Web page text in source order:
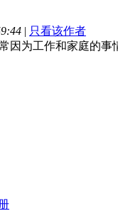
| 只看该作者
因为工作和家庭的